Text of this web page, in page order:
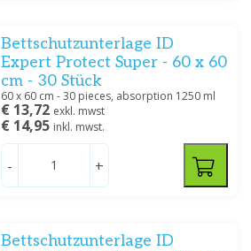
Bettschutzunterlage ID
Expert Protect Super - 60 x 60
cm - 30 Stück
60 x 60 cm - 30 pieces, absorption 1250 ml
€ 13,72 exkl. mwst
€ 14,95 inkl. mwst.
- +
Bettschutzunterlage ID